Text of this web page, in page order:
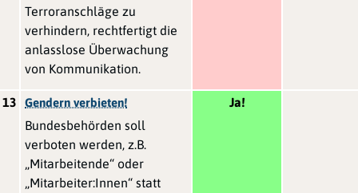
Terroranschläge zu
verhindern, rechtfertigt die
anlasslose Überwachung
von Kommunikation.
13 Gendern verbieten!
Bundesbehörden soll
verboten werden, z.B.
„Mitarbeitende“ oder
„Mitarbeiter:Innen“ statt
Ja!